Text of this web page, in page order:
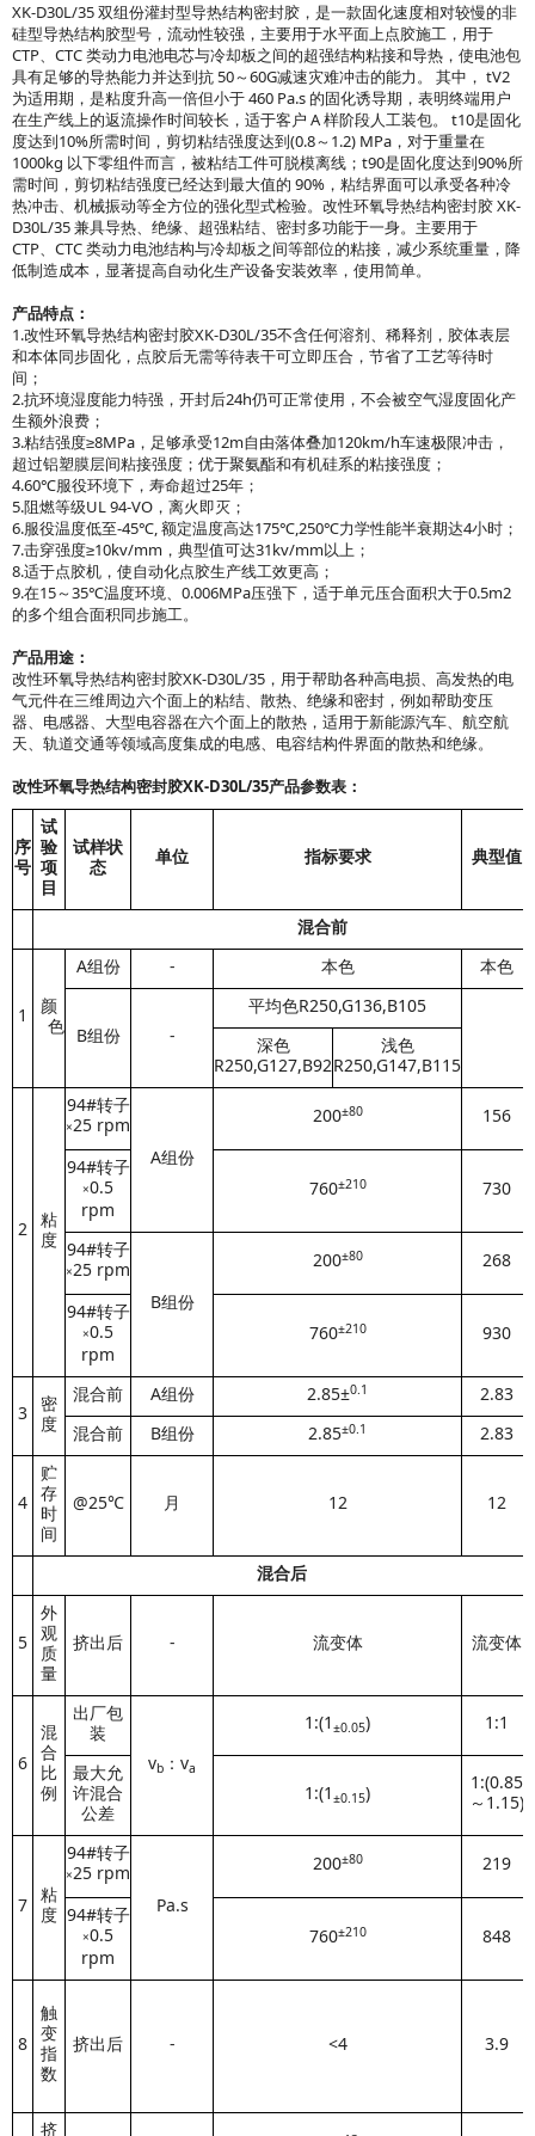
XK-D30L/35 双组份灌封型导热结构密封胶，是一款固化速度相对较慢的非
硅型导热结构胶型号，流动性较强，主要用于水平面上点胶施工，用于
CTP、CTC 类动力电池电芯与冷却板之间的超强结构粘接和导热，使电池包
具有足够的导热能力并达到抗 50～60G减速灾难冲击的能力。 其中， tV2
为适用期，是粘度升高一倍但小于 460 Pa.s 的固化诱导期，表明终端用户
在生产线上的返流操作时间较长，适于客户 A 样阶段人工装包。 t10是固化
度达到10%所需时间，剪切粘结强度达到(0.8～1.2) MPa，对于重量在
1000kg 以下零组件而言，被粘结工件可脱模离线；t90是固化度达到90%所
需时间，剪切粘结强度已经达到最大值的 90%，粘结界面可以承受各种冷
热冲击、机械振动等全方位的强化型式检验。改性环氧导热结构密封胶 XK-
D30L/35 兼具导热、绝缘、超强粘结、密封多功能于一身。主要用于
CTP、CTC 类动力电池结构与冷却板之间等部位的粘接，减少系统重量，降
低制造成本，显著提高自动化生产设备安装效率，使用简单。
产品特点：
1.改性环氧导热结构密封胶XK-D30L/35不含任何溶剂、稀释剂，胶体表层
和本体同步固化，点胶后无需等待表干可立即压合，节省了工艺等待时
间；
2.抗环境湿度能力特强，开封后24h仍可正常使用，不会被空气湿度固化产
生额外浪费；
3.粘结强度≥8MPa，足够承受12m自由落体叠加120km/h车速极限冲击，
超过铝塑膜层间粘接强度；优于聚氨酯和有机硅系的粘接强度；
4.60℃服役环境下，寿命超过25年；
5.阻燃等级UL 94-VO，离火即灭；
6.服役温度低至-45℃, 额定温度高达175℃,250℃力学性能半衰期达4小时；
7.击穿强度≥10kv/mm，典型值可达31kv/mm以上；
8.适于点胶机，使自动化点胶生产线工效更高；
9.在15～35℃温度环境、0.006MPa压强下，适于单元压合面积大于0.5m2
的多个组合面积同步施工。
产品用途：
改性环氧导热结构密封胶XK-D30L/35，用于帮助各种高电损、高发热的电
气元件在三维周边六个面上的粘结、散热、绝缘和密封，例如帮助变压
器、电感器、大型电容器在六个面上的散热，适用于新能源汽车、航空航
天、轨道交通等领域高度集成的电感、电容结构件界面的散热和绝缘。
改性环氧导热结构密封胶XK-D30L/35产品参数表：
序
号
试
验
项
目
试样状
态
单位 指标要求 典型值
混合前
1
颜
色
A组份 - 本色 本色
B组份 -
平均色R250,G136,B105
深色
R250,G127,B92
浅色
R250,G147,B115
2 粘
度
94#转子
×25 rpm
A组份
200±80 156
94#转子
×0.5
rpm
760±210 730
94#转子
×25 rpm
B组份
200±80 268
94#转子
×0.5
rpm
760±210 930
3
密
度
混合前 A组份 2.85±0.1
2.83
混合前
B组份 2.85±0.1 2.83
4
贮
存
时
间
@25℃ 月 12 12
混合后
5
外
观
质
量
挤出后 - 流变体 流变体
6
混
合
比
例
出厂包
装
vb ：va
1:(1 ±0.05) 1:1
最大允
许混合
公差
1:(1 ±0. 15)
1:(0.85
～1.15)
7 粘
度
94#转子
×25 rpm
Pa.s
200±80 219
94#转子
×0.5
rpm
760±210 848
8
触
变
指
数
挤出后 - <4 3.9
挤